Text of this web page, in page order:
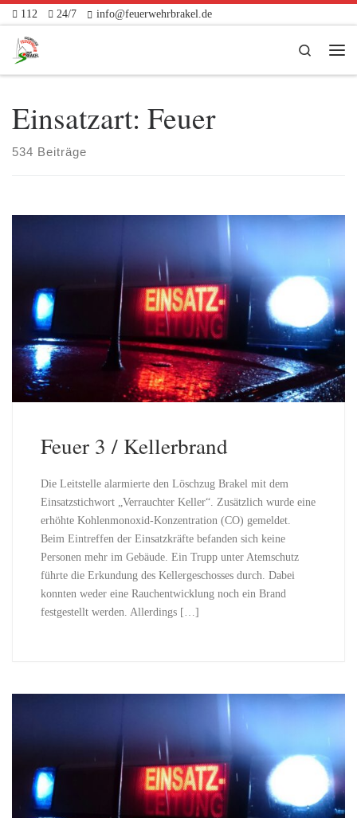
Zum Inhalt springen
112 24/7 info@feuerwehrbrakel.de
Search
Einsatzart: Feuer
534 Beiträge
Feuer 3 / Kellerbrand
Die Leitstelle alarmierte den Löschzug Brakel mit dem
Einsatzstichwort „Verrauchter Keller“. Zusätzlich wurde eine
erhöhte Kohlenmonoxid-Konzentration (CO) gemeldet.
Beim Eintreffen der Einsatzkräfte befanden sich keine
Personen mehr im Gebäude. Ein Trupp unter Atemschutz
führte die Erkundung des Kellergeschosses durch. Dabei
konnten weder eine Rauchentwicklung noch ein Brand
festgestellt werden. Allerdings […]